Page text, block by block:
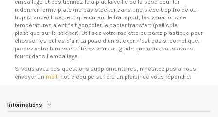
emballage et positionnez-le à plat la veille de la pose pour lui
redonner forme plate (ne pas stocker dans une pièce trop froide ou
trop chaude) Il se peut que durant le transport, les variations de
températures aient fait gondoler le papier transfert (pellicule
plastique sur le sticker). Utilisez votre raclette ou carte plastique pour
chasser les bulles d’air. La pose d’un sticker n’est pas si compliqué,
prenez votre temps et référez-vous au guide que nous vous avons
fourni dans l’emballage.
Si vous avez des questions supplémentaires, n’hésitez pas à nous
envoyer un mail, notre équipe se fera un plaisir de vous répondre.
Informations